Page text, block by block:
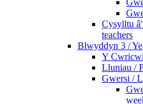
Cysylltu
teachers
Blwyddyn 3 /
Y
Lluniau /
Gwersi /